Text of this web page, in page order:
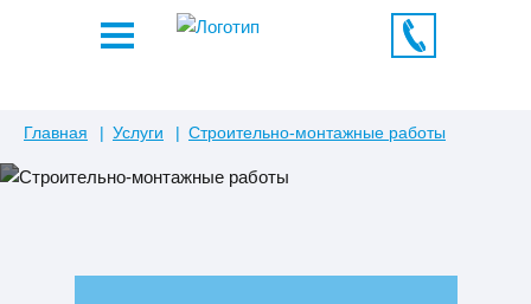
Главная Услуги Строительно-монтажные работы